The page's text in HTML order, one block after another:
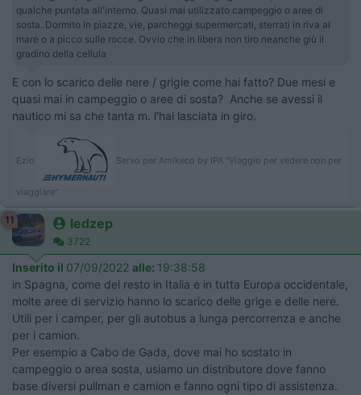
qualche puntata all'interno. Quasi mai utilizzato campeggio o aree di
sosta. Dormito in piazze, vie, parcheggi supermercati, sterrati in riva al
mare o a picco sulle rocce. Ovvio che in libera non tiro neanche giù il
gradino della cellula
E con lo scarico delle nere / grigie come hai fatto? Due mesi e
quasi mai in campeggio o aree di sosta? Anche se avessi il
nautico mi sa che tanta m. l'hai lasciata in giro.
Ezio Servo per Amikeco by IPA "Viaggio per vedere non per
viaggiare"
11 ledzep
3722
Inserito il 07/09/2022 alle: 19:38:58
in Spagna, come del resto in Italia e in tutta Europa occidentale,
molte aree di servizio hanno lo scarico delle grige e delle nere.
Utili per i camper, per gli autobus a lunga percorrenza e anche
per i camion.
Per esempio a Cabo de Gada, dove mai ho sostato in
campeggio o area sosta, usiamo un distributore dove fanno
base diversi pullman e camion e fanno ogni tipo di assistenza.